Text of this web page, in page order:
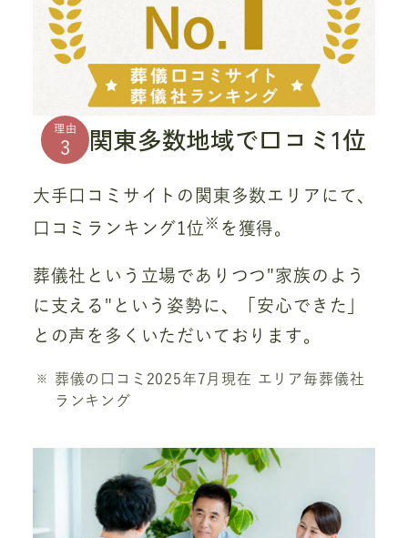
理由
3 関東多数地域で口コミ1位
大手口コミサイトの関東多数エリアにて、
口コミランキング1位 ※ を獲得。
葬儀社という立場でありつつ"家族のよう
に支える"という姿勢に、「安心できた」
との声を多くいただいております。
葬儀の口コミ2025年7月現在 エリア毎葬儀社
ランキング